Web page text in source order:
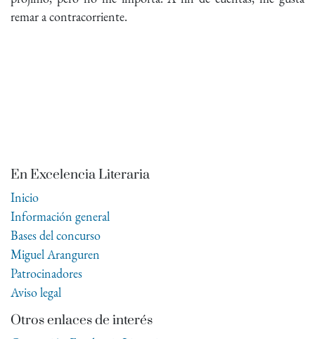
remar a contracorriente.
En Excelencia Literaria
Inicio
Información general
Bases del concurso
Miguel Aranguren
Patrocinadores
Aviso legal
Otros enlaces de interés